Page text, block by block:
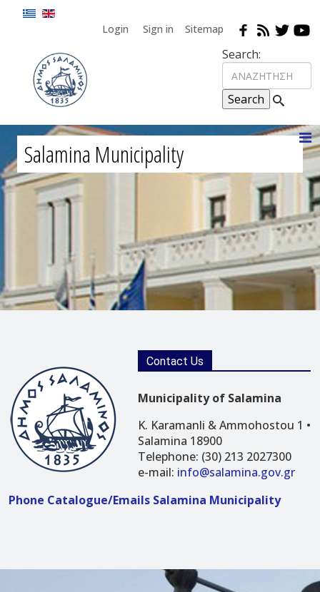
Login Sign in Sitemap
Search:
Salamina Municipality
Contact Us
Municipality of Salamina
K. Karamanli & Ammohostou 1 •
Salamina 18900
Telephone: (30) 213 2027300
e-mail: info@salamina.gov.gr
Phone Catalogue/Emails Salamina Municipality